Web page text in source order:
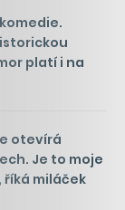
platí i na
otevírá
Je to moje
říká miláček